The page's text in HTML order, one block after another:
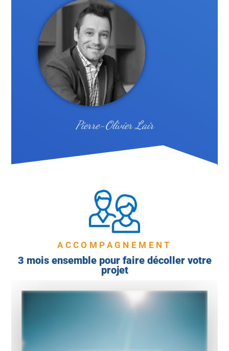
Pierre-Olivier Lair
ACCOMPAGNEMENT
3 mois ensemble pour faire décoller votre
projet